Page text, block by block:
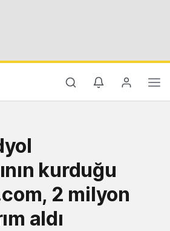
kurduğu
2 milyon
aldı